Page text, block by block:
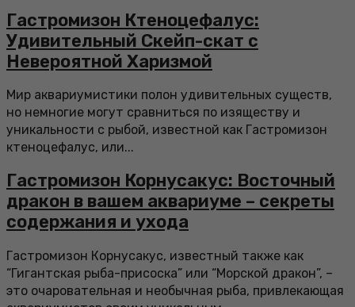
Гастромизон Ктеноцефалус:
Удивительный Скейп-скат с
Невероятной Харизмой
Мир аквариумистики полон удивительных существ,
но немногие могут сравниться по изяществу и
уникальности с рыбой, известной как Гастромизон
ктеноцефалус, или...
Гастромизон Корнусакус: Восточный
дракон в вашем аквариуме – секреты
содержания и ухода
Гастромизон Корнусакус, известный также как
“Гигантская рыба-присоска” или “Морской дракон”, –
это очаровательная и необычная рыба, привлекающая